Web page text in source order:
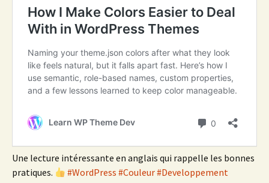
Une lecture intéressante en anglais qui rappelle les bonnes
pratiques.
#WordPress #Couleur#Developpement